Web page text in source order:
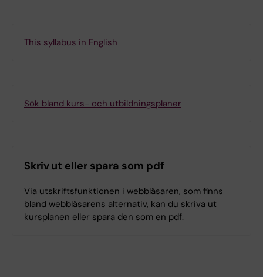
This syllabus in English
Sök bland kurs- och utbildningsplaner
Skriv ut eller spara som pdf
Via utskriftsfunktionen i webbläsaren, som finns
bland webbläsarens alternativ, kan du skriva ut
kursplanen eller spara den som en pdf.